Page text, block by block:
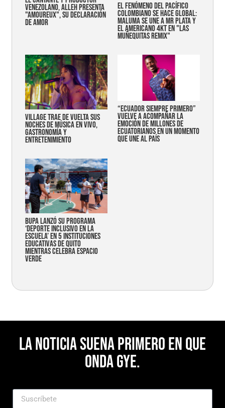
VENEZOLANO, ALLEH PRESENTA
"AMOUREUX", SU DECLARACIÓN
DE AMOR
EL FENÓMENO DEL PACÍFICO
COLOMBIANO SE HACE GLOBAL:
MALUMA SE UNE A MR PLATA Y
EL AMERICANO 4KT EN "LAS
MUÑEQUITAS REMIX"
Village trae de vuelta sus
noches de música en vivo,
gastronomía y
entretenimiento
“Ecuador siempre primero”
vuelve a acompañar la
emoción de millones de
ecuatorianos en un momento
que une al país
Bupa lanzó su programa
‘Deporte Inclusivo en la
Escuela’ en 5 instituciones
educativas de Quito
mientras celebra espacio
verde
La noticia suena primero en Que
Onda Gye.